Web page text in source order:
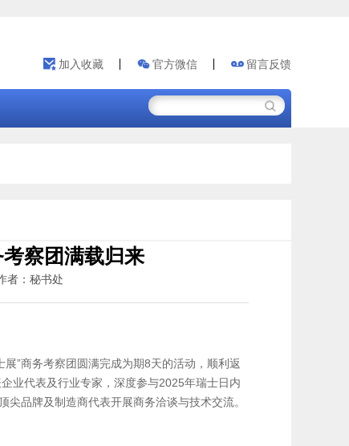
加入收藏 官方微信 留言反馈
察团满载归来
：秘书处
”商务考察团圆满完成为期8天的活动，顺利返
业代表及行业专家，深度参与2025年瑞士日内
尖品牌及制造商代表开展商务洽谈与技术交流。